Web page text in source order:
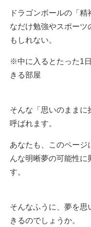
ドラゴンボールの「
なだけ勉強やスポーツ
もしれない。
※中に入るとたった1
きる部屋
そんな「思いのままに
呼ばれます。
あなたも、このページ
んな明晰夢の可能性に
す。
そんなふうに、夢を思
きるのでしょうか。